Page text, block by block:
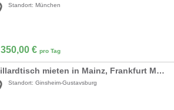
Standort: München
350,00 € pro Tag
Billardtisch mieten in Mainz, Frankfurt Main
Standort: Ginsheim-Gustavsburg